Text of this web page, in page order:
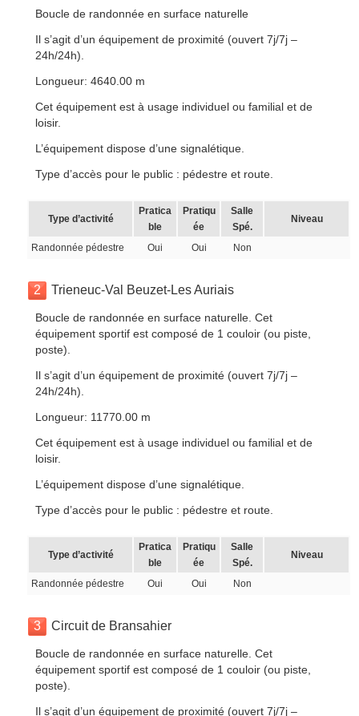
Boucle de randonnée en surface naturelle
Il s’agit d’un équipement de proximité (ouvert 7j/7j –
24h/24h).
Longueur: 4640.00 m
Cet équipement est à usage individuel ou familial et de
loisir.
L’équipement dispose d’une signalétique.
Type d’accès pour le public : pédestre et route.
Type d’activité
Pratica
ble
Pratiqu
ée
Salle
Spé.
Niveau
Randonnée pédestre Oui Oui Non
2 Trieneuc-Val Beuzet-Les Auriais
Boucle de randonnée en surface naturelle. Cet
équipement sportif est composé de 1 couloir (ou piste,
poste).
Il s’agit d’un équipement de proximité (ouvert 7j/7j –
24h/24h).
Longueur: 11770.00 m
Cet équipement est à usage individuel ou familial et de
loisir.
L’équipement dispose d’une signalétique.
Type d’accès pour le public : pédestre et route.
Type d’activité
Pratica
ble
Pratiqu
ée
Salle
Spé.
Niveau
Randonnée pédestre Oui Oui Non
3 Circuit de Bransahier
Boucle de randonnée en surface naturelle. Cet
équipement sportif est composé de 1 couloir (ou piste,
poste).
Il s’agit d’un équipement de proximité (ouvert 7j/7j –